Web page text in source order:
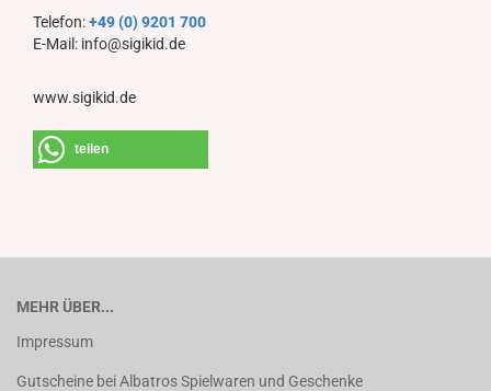
Telefon:+49 (0) 9201 700
E-Mail: info@sigikid.de
www.sigikid.de
teilen
MEHR ÜBER...
Impressum
Gutscheine bei Albatros Spielwaren und Geschenke